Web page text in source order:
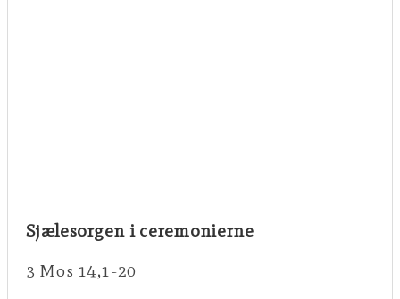
Sjælesorgen i ceremonierne
3 Mos 14,1-20